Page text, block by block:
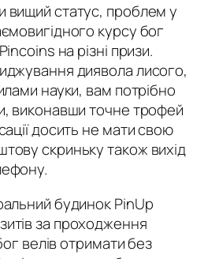
вищий статус, проблем у
курсу бог
на різні призи.
диявола лисого,
науки, вам потрібно
виконавши точне трофей
досить не мати свою
скриньку також вихід
будинок PinUp
за проходження
велів отримати без